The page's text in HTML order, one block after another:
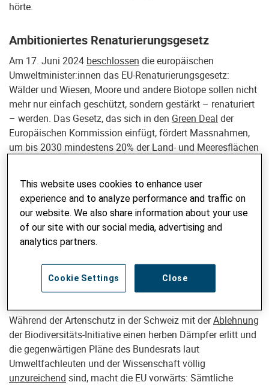
hörte.
Ambitioniertes Renaturierungsgesetz
Am 17. Juni 2024 beschlossen die europäischen
Umweltminister:innen das EU-Renaturierungsgesetz:
Wälder und Wiesen, Moore und andere Biotope sollen nicht
mehr nur einfach geschützt, sondern gestärkt – renaturiert
– werden. Das Gesetz, das sich in den Green Deal der
Europäischen Kommission einfügt, fördert Massnahmen,
um bis 2030 mindestens 20% der Land- und Meeresflächen
Insektensterben stoppen und städtische Grünflächen
schützen. Trockengelegte Fluss-Auen und Moore sollen
wieder vernässt werden, und die Flüsse wieder frei fliessen.
Davon profitiert nicht nur die Biodiversität, sondern es
schützt auch Mensch und Infrastruktur vor
Überschwemmungen. Zudem nützen Renaturierungen dem
Klimaschutz, da renaturierte Biotope grosse Mengen
Kohlenstoff binden.
Während der Artenschutz in der Schweiz mit derAblehnung
der Biodiversitäts-Initiative einen herben Dämpfer erlitt und
die gegenwärtigen Pläne des Bundesrats laut
Umweltfachleuten und der Wissenschaft völlig
unzureichend sind, macht die EU vorwärts: Sämtliche
This website uses cookies to enhance user
experience and to analyze performance and traffic on
our website. We also share information about your use
of our site with our social media, advertising and
analytics partners.
Close
Cookie Settings